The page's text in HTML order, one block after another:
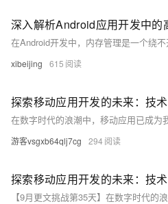
xibeijing 615
探索移动应用开发的未来：技
游客vsgxb64qlj7cg 294
探索移动应用开发的未来：技